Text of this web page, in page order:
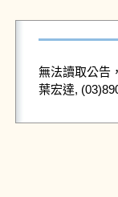
無法讀取公告
葉宏達,